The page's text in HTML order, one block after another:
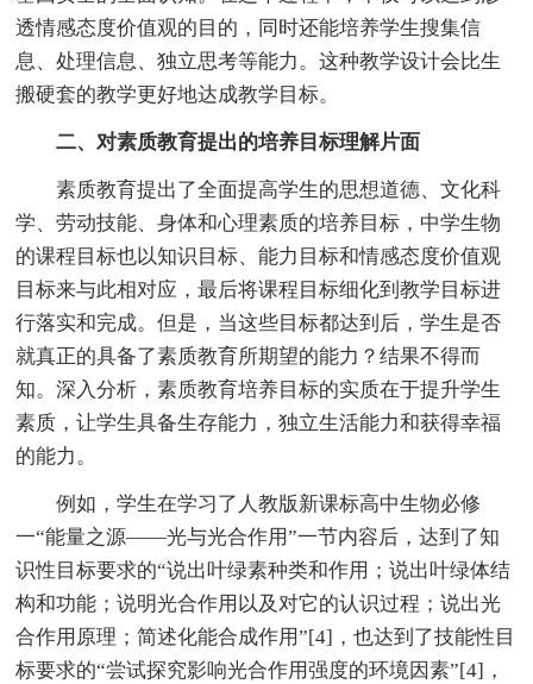
透情感态度价值观的目的，同时还能培养学生搜集信
息、处理信息、独立思考等能力。这种教学设计会比生
搬硬套的教学更好地达成教学目标。
二、对素质教育提出的培养目标理解片面
素质教育提出了全面提高学生的思想道德、文化科
学、劳动技能、身体和心理素质的培养目标，中学生物
的课程目标也以知识目标、能力目标和情感态度价值观
目标来与此相对应，最后将课程目标细化到教学目标进
行落实和完成。但是，当这些目标都达到后，学生是否
就真正的具备了素质教育所期望的能力？结果不得而
知。深入分析，素质教育培养目标的实质在于提升学生
素质，让学生具备生存能力，独立生活能力和获得幸福
的能力。
例如，学生在学习了人教版新课标高中生物必修
一“能量之源——光与光合作用”一节内容后，达到了知
识性目标要求的“说出叶绿素种类和作用；说出叶绿体结
构和功能；说明光合作用以及对它的认识过程；说出光
合作用原理；简述化能合成作用”[4]，也达到了技能性目
标要求的“尝试探究影响光合作用强度的环境因素”[4]，